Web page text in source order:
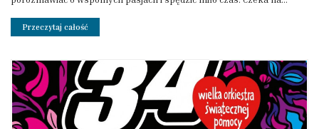
Przeczytaj całość